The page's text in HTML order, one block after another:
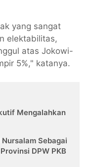
yang sangat
elektabilitas,
atas Jokowi-
5%," katanya.
Mengalahkan
Sebagai
DPW PKB